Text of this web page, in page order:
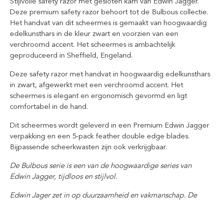
Deze premium safety razor behoort tot de Bulbous collectie.
Het handvat van dit scheermes is gemaakt van hoogwaardig
edelkunsthars in de kleur zwart en voorzien van een
verchroomd accent. Het scheermes is ambachtelijk
geproduceerd in Sheffield, Engeland.
Deze safety razor met handvat in hoogwaardig edelkunsthars
in zwart, afgewerkt met een verchroomd accent. Het
scheermes is elegant en ergonomisch gevormd en ligt
comfortabel in de hand.
Dit scheermes wordt geleverd in een Premium Edwin Jagger
verpakking en een 5-pack feather double edge blades.
Bijpassende scheerkwasten zijn ook verkrijgbaar.
De Bulbous serie is een van de hoogwaardige series van
Edwin Jagger, tijdloos en stijlvol.
Edwin Jager zet in op duurzaamheid en vakmanschap. De